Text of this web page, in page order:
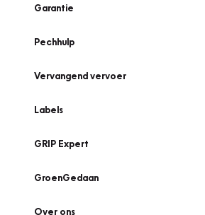
Garantie
Pechhulp
Vervangend vervoer
Labels
GRIP Expert
GroenGedaan
Over ons